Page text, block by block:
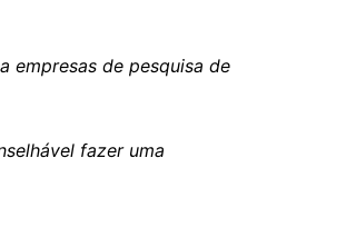
empresas de pesquisa de
fazer uma